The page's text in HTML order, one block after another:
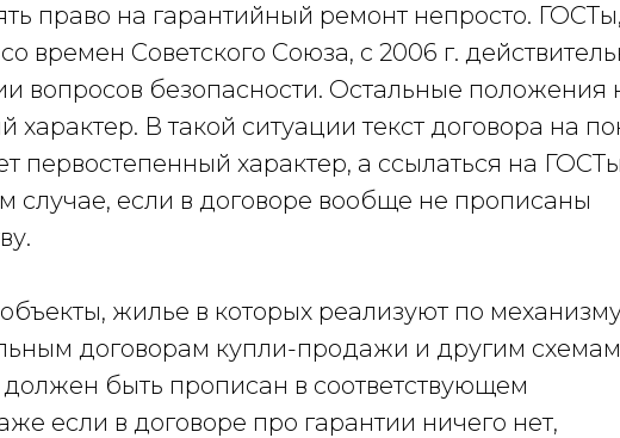
право на гарантийный ремонт непросто. ГОСТы,
времен Советского Союза, с 2006 г.
вопросов безопасности. Остальные положения
характер. В такой ситуации текст договора на
первостепенный характер, а ссылаться на ГОСТы
случае, если в договоре вообще не прописаны
жилье в которых реализуют по
договорам купли-продажи и другим
быть прописан в соответствующем
если в договоре про гарантии ничего нет,